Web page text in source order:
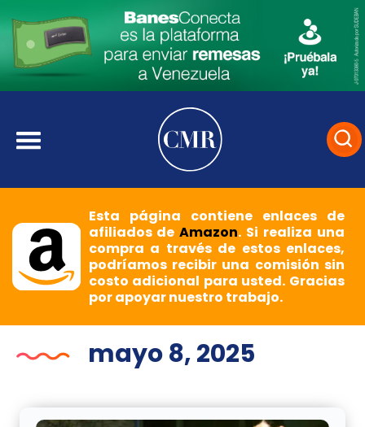
Esta página contiene enlaces de
afiliados deAmazon. Si realiza una
compra a través de estos enlaces,
podríamos recibir una comisión sin
costo adicional para usted. Gracias
por apoyar nuestro trabajo.
mayo 8, 2025